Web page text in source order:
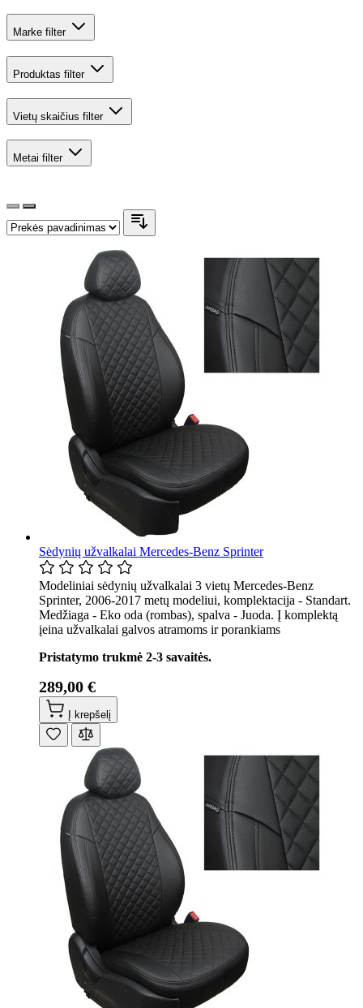
Marke filter
Produktas filter
Vietų skaičius filter
Metai filter
Sėdynių užvalkalai Mercedes-Benz Sprinter
Modeliniai sėdynių užvalkalai 3 vietų Mercedes-Benz
Sprinter, 2006-2017 metų modeliui, komplektacija - Standart.
Medžiaga - Eko oda (rombas), spalva - Juoda. Į komplektą
įeina užvalkalai galvos atramoms ir porankiams
Pristatymo trukmė 2-3 savaitės.
289,00 €
Į krepšelį